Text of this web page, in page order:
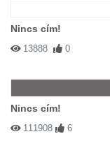
Nincs cím!
13888 0
Nincs cím!
111908 6